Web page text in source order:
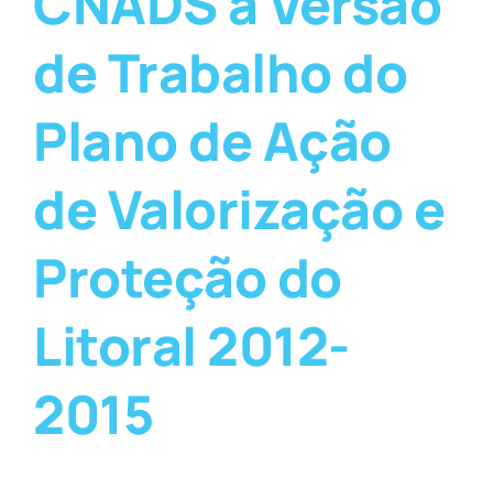
de Trabalho do
Plano de Ação
de Valorização e
Proteção do
Litoral 2012-
2015